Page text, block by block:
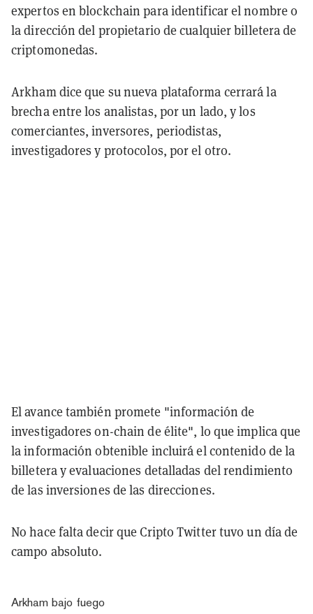
expertos en blockchain para identificar el nombre o
la dirección del propietario de cualquier billetera de
criptomonedas.
Arkham dice que su nueva plataforma cerrará la
brecha entre los analistas, por un lado, y los
comerciantes, inversores, periodistas,
investigadores y protocolos, por el otro.
El avance también promete "información de
investigadores on-chain de élite", lo que implica que
la información obtenible incluirá el contenido de la
billetera y evaluaciones detalladas del rendimiento
de las inversiones de las direcciones.
No hace falta decir que Cripto Twitter tuvo un día de
campo absoluto.
Arkham bajo fuego